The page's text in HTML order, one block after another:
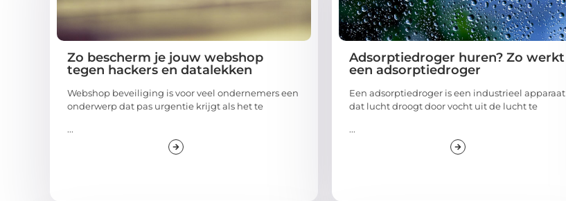
Zo bescherm je jouw webshop
tegen hackers en datalekken
Webshop beveiliging is voor veel ondernemers een
onderwerp dat pas urgentie krijgt als het te
...
Adsorptiedroger huren? Zo werkt
een adsorptiedroger
Een adsorptiedroger is een industrieel apparaat
dat lucht droogt door vocht uit de lucht te
...